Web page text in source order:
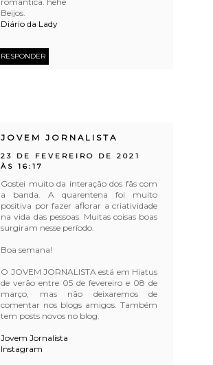
Beijos.
Diário da Lady
RESPONDER
JOVEM JORNALISTA
23 DE FEVEREIRO DE 2021
ÀS 16:17
Gostei muito da interação dos fãs com
a banda. A quarentena foi muito
positiva por fazer aflorar a criatividade
na vida das pessoas. Muitas coisas boas
surgiram nesse período.
Boa semana!
O JOVEM JORNALISTA está em Hiatus
de verão entre 05 de fevereiro e 08 de
março, mas não deixaremos de
comentar nos blogs amigos. Também
tem posts novos no blog.
Jovem Jornalista
Instagram